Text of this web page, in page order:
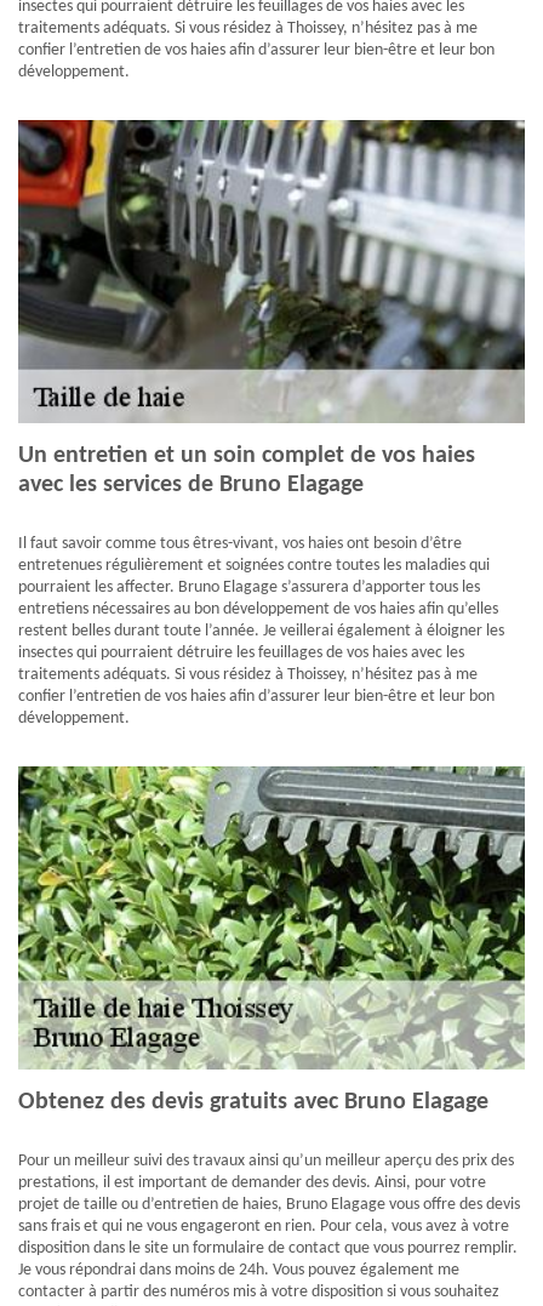
insectes qui pourraient détruire les feuillages de vos haies avec les
traitements adéquats. Si vous résidez à Thoissey, n’hésitez pas à me
confier l’entretien de vos haies afin d’assurer leur bien-être et leur bon
développement.
Un entretien et un soin complet de vos haies
avec les services de Bruno Elagage
Il faut savoir comme tous êtres-vivant, vos haies ont besoin d’être
entretenues régulièrement et soignées contre toutes les maladies qui
pourraient les affecter. Bruno Elagage s’assurera d’apporter tous les
entretiens nécessaires au bon développement de vos haies afin qu’elles
restent belles durant toute l’année. Je veillerai également à éloigner les
insectes qui pourraient détruire les feuillages de vos haies avec les
traitements adéquats. Si vous résidez à Thoissey, n’hésitez pas à me
confier l’entretien de vos haies afin d’assurer leur bien-être et leur bon
développement.
Obtenez des devis gratuits avec Bruno Elagage
Pour un meilleur suivi des travaux ainsi qu’un meilleur aperçu des prix des
prestations, il est important de demander des devis. Ainsi, pour votre
projet de taille ou d’entretien de haies, Bruno Elagage vous offre des devis
sans frais et qui ne vous engageront en rien. Pour cela, vous avez à votre
disposition dans le site un formulaire de contact que vous pourrez remplir.
Je vous répondrai dans moins de 24h. Vous pouvez également me
contacter à partir des numéros mis à votre disposition si vous souhaitez